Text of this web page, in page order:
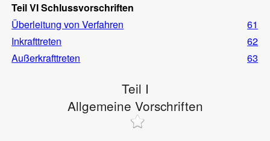
Teil VI Schlussvorschriften
Überleitung von Verfahren
61
Inkrafttreten
62
Außerkrafttreten
63
Teil I
Allgemeine Vorschriften